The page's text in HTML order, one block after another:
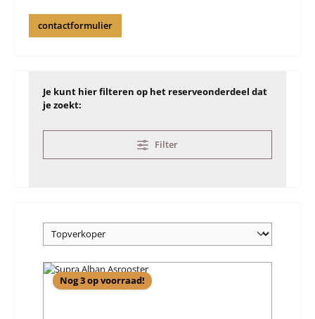
contactformulier
Je kunt hier filteren op het reserveonderdeel dat
je zoekt:
Filter
Nog 3 op voorraad!